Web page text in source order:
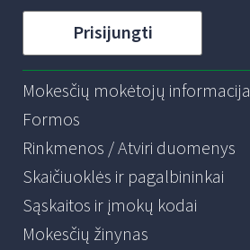
Prisijungti
Mokesčių mokėtojų informacija
Formos
Rinkmenos / Atviri duomenys
Skaičiuoklės ir pagalbininkai
Sąskaitos ir įmokų kodai
Mokesčių žinynas